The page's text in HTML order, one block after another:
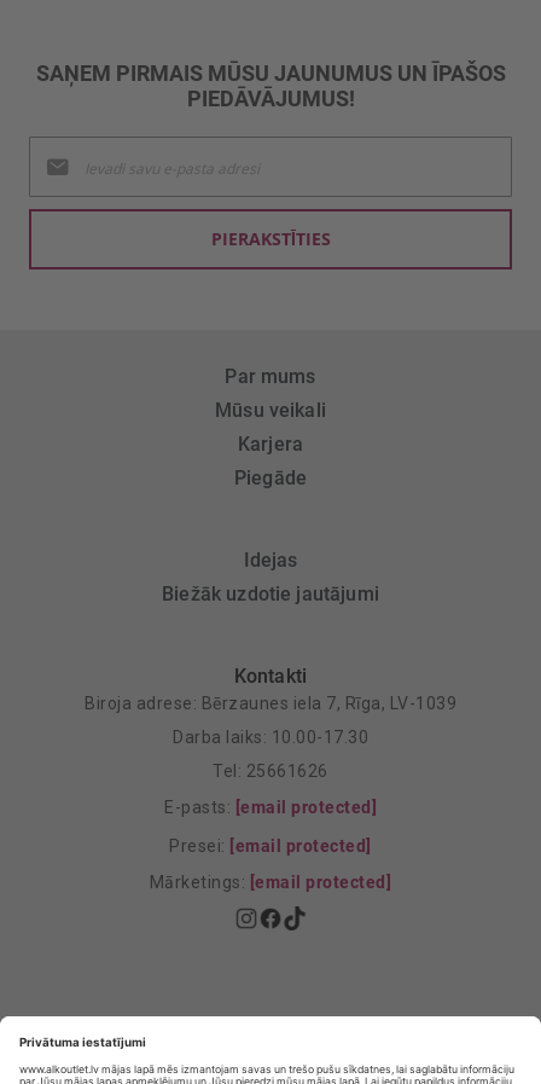
SAŅEM PIRMAIS MŪSU JAUNUMUS UN ĪPAŠOS
PIEDĀVĀJUMUS!
jaunumu
saņemšanai:
PIERAKSTĪTIES
Par mums
Mūsu veikali
Karjera
Piegāde
Idejas
Biežāk uzdotie jautājumi
Kontakti
Biroja adrese: Bērzaunes iela 7, Rīga, LV-1039
Darba laiks: 10.00-17.30
Tel: 25661626
E-pasts: [email protected]
Presei: [email protected]
Mārketings: [email protected]
Privātuma Iestatījumi